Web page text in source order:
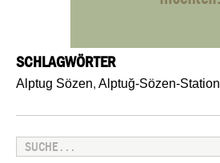
SCHLAGWÖRTER
Alptug Sözen, Alptuğ-Sözen-Station